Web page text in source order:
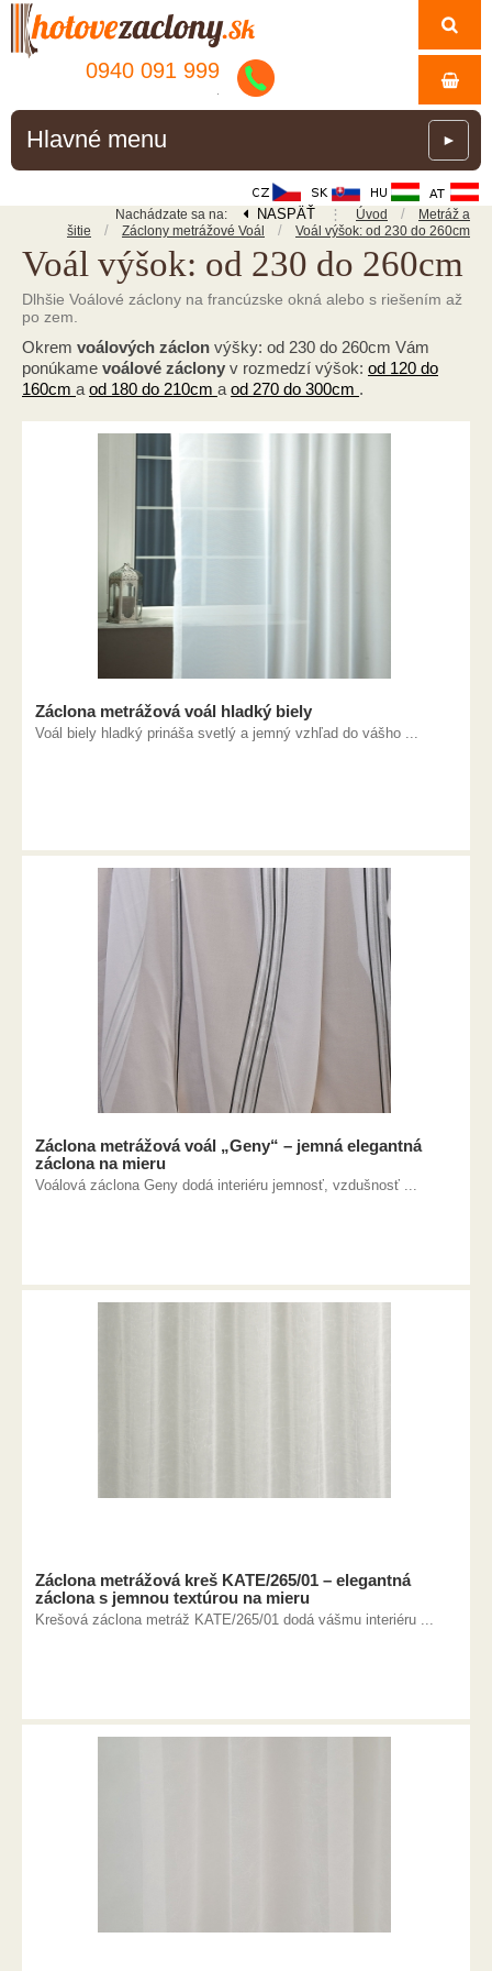
0940 091 999
Hlavné menu ►
Nachádzate sa na: NASPÄŤ ⋮ Úvod /
Metráž a
šitie
/ Záclony metrážové Voál / Voál výšok: od 230 do 260cm
Voál výšok: od 230 do 260cm
Dlhšie Voálové záclony na francúzske okná alebo s riešením až
po zem.
Okrem voálových záclon výšky: od 230 do 260cm Vám
ponúkame voálové záclony v rozmedzí výšok: od 120 do
160cm a od 180 do 210cm a od 270 do 300cm .
Záclona metrážová voál hladký biely
Voál biely hladký prináša svetlý a jemný vzhľad do vášho ...
Záclona metrážová voál „Geny“ – jemná elegantná
záclona na mieru
Voálová záclona Geny dodá interiéru jemnosť, vzdušnosť ...
Záclona metrážová kreš KATE/265/01 – elegantná
záclona s jemnou textúrou na mieru
Krešová záclona metráž KATE/265/01 dodá vášmu interiéru ...